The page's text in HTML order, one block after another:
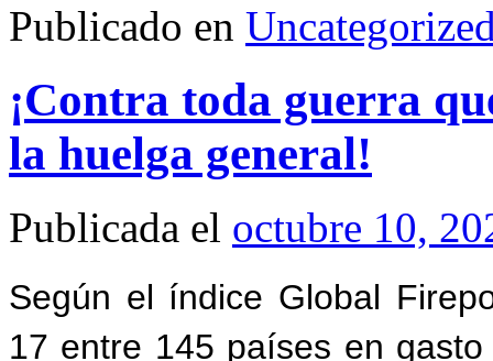
Publicado en
¡Contra toda guerra
la huelga general!
Publicada el octubre 10,
Según el índice Global
17 entre 145 países en gasto